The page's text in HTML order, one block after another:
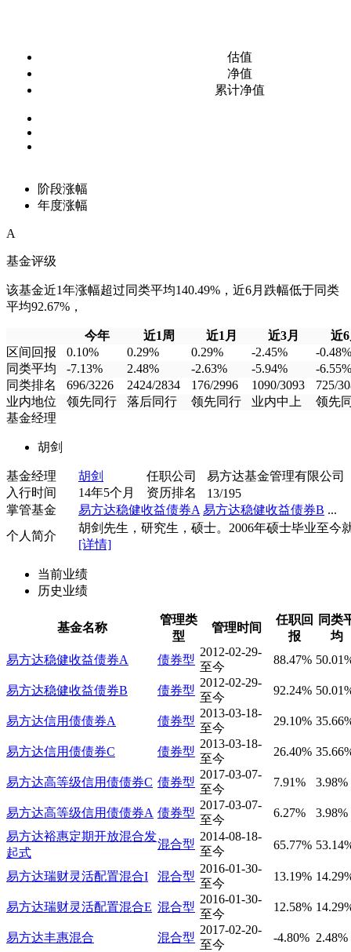
估值
净值
累计净值
阶段涨幅
年度涨幅
A
基金评级
该基金近1年涨幅超过同类平均140.49%，近6月跌幅低于同类
平均92.67%，
今年 近1周 近1月 近3月
近
区间回报
0.10% 0.29% 0.29% -2.45%
-0.48%
同类平均
-7.13% 2.48% -2.63% -5.94%
-6.55%
同类排名
696/3226 2424/2834 176/2996 1090/3093
725/
业内地位
领先同行 落后同行 领先同行 业内中上
领先
基金经理
胡剑
基金经理 胡剑 任职公司
易方达基金管理有限公司
入行时间
14年5个月 资历排名
13/195
掌管基金
易方达稳健收益债券A 易方达稳健收益债券B ...
个人简介
胡剑先生，研究生，硕士。2006年硕士毕业至今
[详情]
当前业绩
历史业绩
基金名称
管理类
型
管理时间
任职回
报
同类
均
易方达稳健收益债券A
债券型
2012-02-29-
至今
88.47%
易方达稳健收益债券B 债券型
2012-02-29-
至今
92.24%
易方达信用债债券A 债券型
2013-03-18-
至今
29.10%
易方达信用债债券C 债券型
2013-03-18-
至今
26.40%
易方达高等级信用债债券C 债券型
2017-03-07-
至今
7.91% 3.98%
易方达高等级信用债债券A 债券型
2017-03-07-
至今
6.27%
3.98%
易方达裕惠定期开放混合发
起式
混合型
2014-08-18-
至今
65.77%
易方达瑞财灵活配置混合I 混合型
2016-01-30-
至今
13.19%
易方达瑞财灵活配置混合E 混合型
2016-01-30-
至今
12.58%
易方达丰惠混合 混合型
2017-02-20-
至今
-4.80% 2.48%